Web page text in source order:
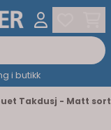
i butikk
Takdusj - Matt sort